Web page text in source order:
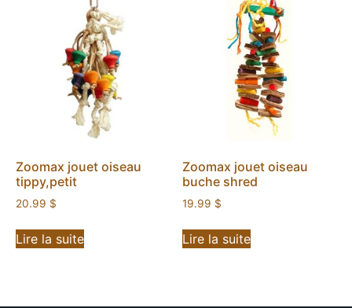
Zoomax jouet oiseau
tippy,petit
20.99 $
Lire la suite
Zoomax jouet oiseau
buche shred
19.99 $
Lire la suite